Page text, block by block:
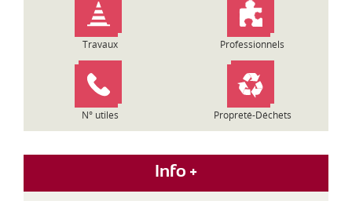
Travaux Professionnels
N° utiles Propreté-Déchets
Info +